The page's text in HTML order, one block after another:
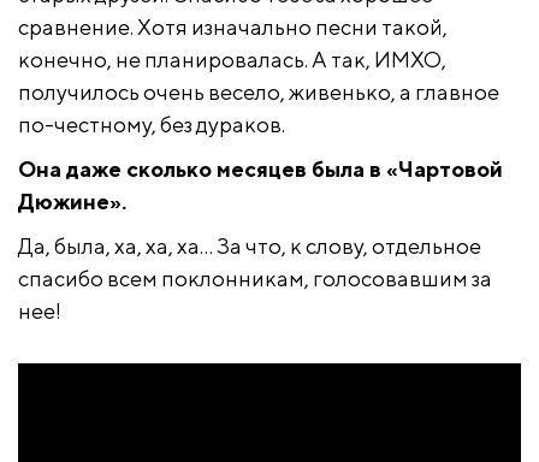
сравнение. Хотя изначально песни такой,
конечно, не планировалась. А так, ИМХО,
получилось очень весело, живенько, а главное
по-честному, без дураков.
Она даже сколько месяцев была в «Чартовой
Дюжине».
Да, была, ха, ха, ха… За что, к слову, отдельное
спасибо всем поклонникам, голосовавшим за
нее!